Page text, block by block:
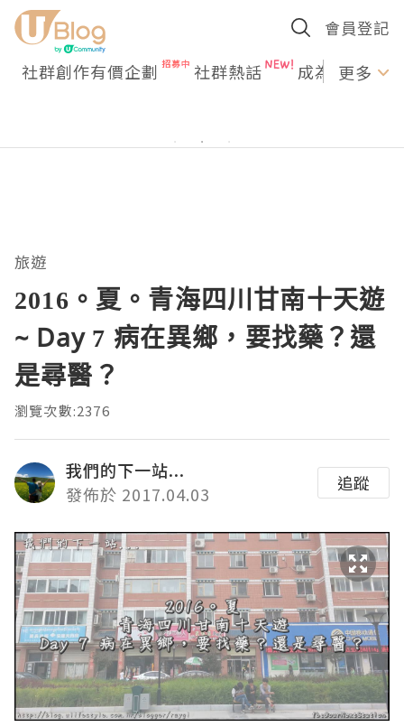
會員登記
社群創作有價企劃 社群熱話 成為U更多
旅遊
2016。夏。青海四川甘南十天遊
~ Day 7 病在異鄉，要找藥？還
是尋醫？
瀏覽次數:2376
我們的下一站...
發佈於 2017.04.03
追蹤